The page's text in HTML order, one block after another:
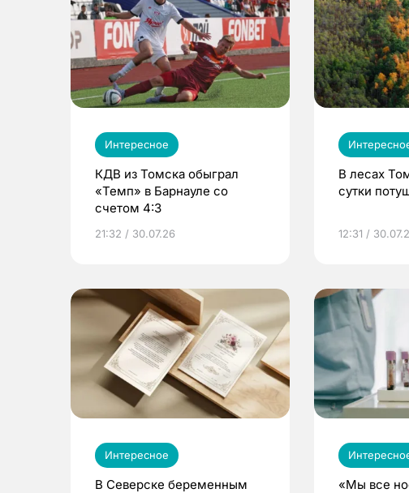
Интересное
КДВ из Томска обыграл
«Темп» в Барнауле со
счетом 4:3
21:32 / 30.07.26
В лесах
сутки
12:31 /
Интересное
В Северске беременным «Мы все